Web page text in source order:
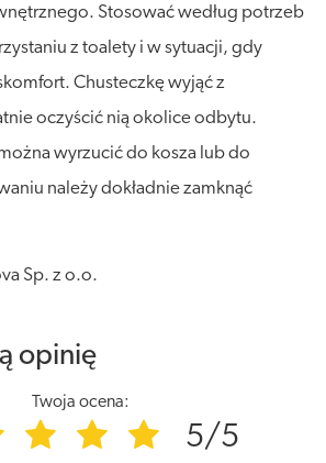
Stosować według potrzeb
z toalety i w sytuacji, gdy
Chusteczkę wyjąć z
oczyścić nią okolice odbytu.
wyrzucić do kosza lub do
należy dokładnie zamknąć
Sp. z o.o.
opinię
Twoja ocena:
5/5